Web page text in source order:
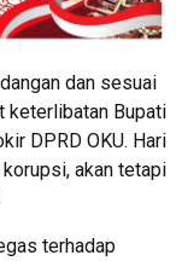
dan sesuai
keterlibatan Bupati
DPRD OKU. Hari
akan tetapi
terhadap